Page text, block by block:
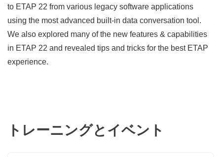
to ETAP 22 from various legacy software applications
using the most advanced built-in data conversation tool.
We also explored many of the new features & capabilities
in ETAP 22 and revealed tips and tricks for the best ETAP
experience.
トレーニングとイベント